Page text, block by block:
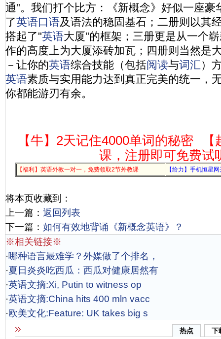
通"。我们打个比方：《新概念》好似一座豪
了英语口语及语法的稳固基石；二册则以其
搭起了"英语大厦"的框架；三册更是从一个
作的高度上为大厦添砖加瓦；四册则当然是
－让你的英语综合技能（包括阅读与词汇）
英语素质与实用能力达到真正完美的统一，
你都能游刃有余。
【牛】2天记住4000单词的秘密
课，注册即可免费试
【福利】英语外教一对一，免费领取2节外教课 【给力】手机恒星
将本页收藏到：
上一篇： 返回列表
下一篇： 如何有效地背诵《新概念英语》？
※相关链接※
·哪种语言最难学？外媒做了个排名，
·夏日炎炎吃西瓜：西瓜对健康居然有
·英语文摘:Xi, Putin to witness op
·英语文摘:China hits 400 mln vacc
·欧美文化:Feature: UK takes big s
热点 下